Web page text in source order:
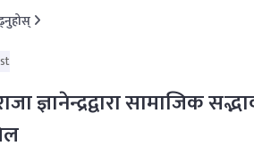
ज्ञानेन्द्रद्वारा सामाजिक